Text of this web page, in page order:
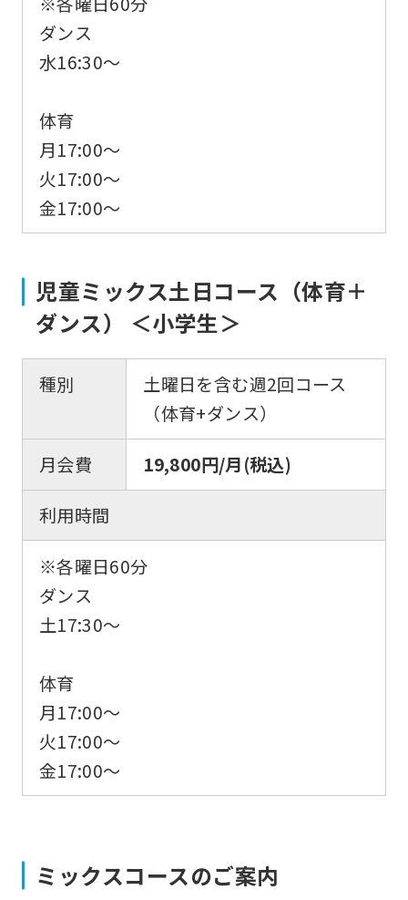
ダンス
水16:30〜
体育
月17:00～
火17:00～
金17:00～
児童ミックス土日コース（体育＋
ダンス） ＜小学生＞
種別
土曜日を含む週2回コース
（体育+ダンス）
月会費
19,800円/月(税込)
利用時間
※各曜日60分
ダンス
土17:30〜
体育
月17:00～
火17:00〜
金17:00〜
ミックスコースのご案内
it
may
not
be
an
accurate
translation.
translation
that
understand